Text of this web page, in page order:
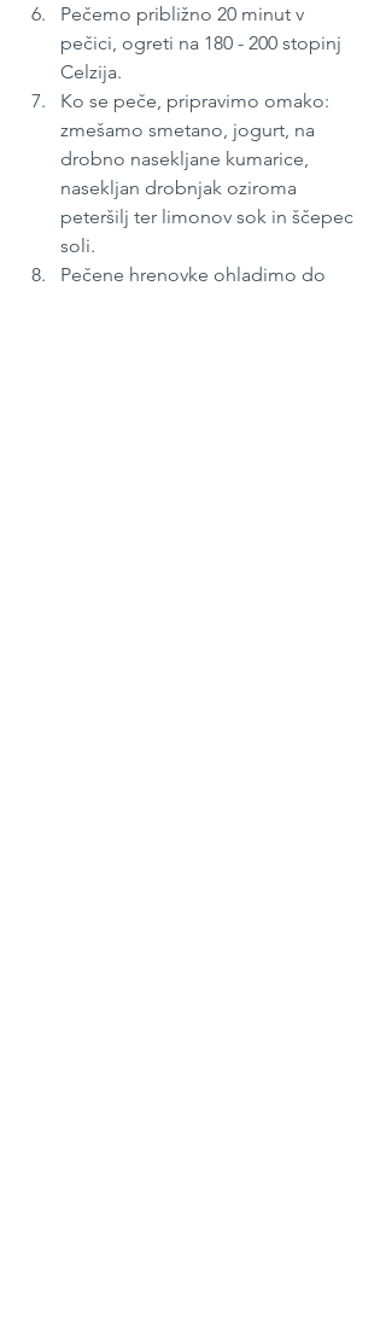
Pečemo približno 20 minut v
pečici, ogreti na 180 - 200 stopinj
Celzija.
Ko se peče, pripravimo omako:
zmešamo smetano, jogurt, na
drobno nasekljane kumarice,
nasekljan drobnjak oziroma
peteršilj ter limonov sok in ščepec
soli.
Pečene hrenovke ohladimo do